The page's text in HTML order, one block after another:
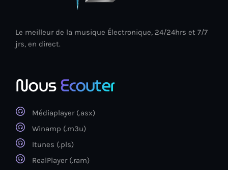
Le meilleur de la musique Électronique, 24/24hrs et 7/7
jrs, en direct.
NousEcouter
Médiaplayer (.asx)
Winamp (.m3u)
Itunes (.pls)
RealPlayer (.ram)